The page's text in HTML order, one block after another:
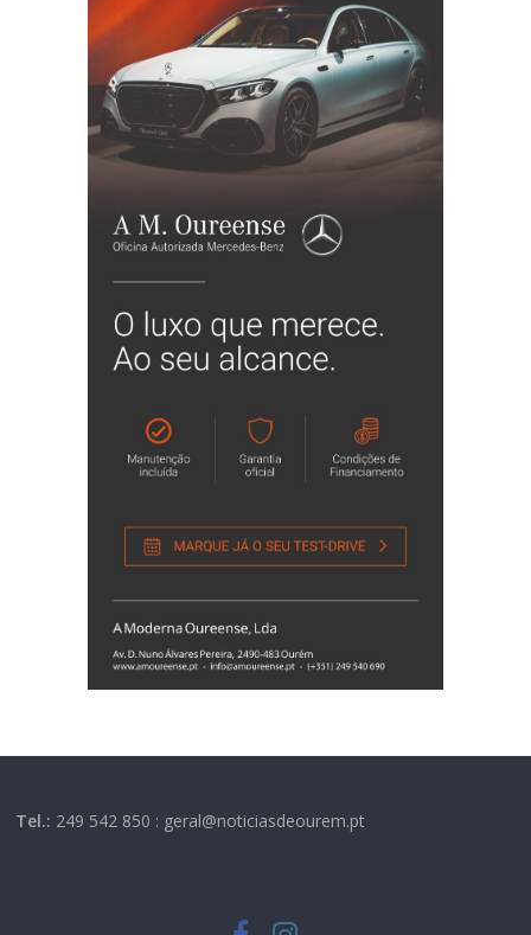
Tel.: 249 542 850 : geral@noticiasdeourem.pt